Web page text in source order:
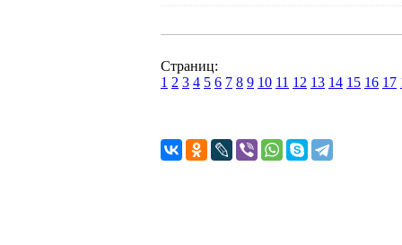
Страниц:
1 2 3 4 5 6 7 8 9 10 11 12 13 14 15 16 17